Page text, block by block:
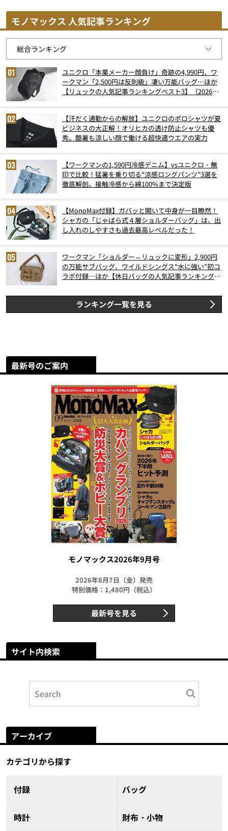
モノマックス 人気記事ランキング
ユニクロ「本業メーカー顔負け」奇跡の4,990円、ワ
ークマン「2,500円は反則級」凄い万能バッグ…ほか
【リュックの人気記事ランキングベスト3】（2026年
【汗だく通勤からの解放】ユニクロのポロシャツが夏
ビジネスの大正解！オリヒカの透け防止シャツも優
秀。酷暑も涼しい顔で働ける超快適ウエアの実力
【ワークマンの1,590円冷感デニム】vsユニクロ・無
印で比較！猛暑を乗り切る“涼感ロングパンツ”3選を
徹底解剖。接触冷感から綿100%まで決定版
【MonoMax付録】ガバッと開いて中身が一目瞭然！
シャカの「じゃばら式４層ショルダーバッグ」は、出
し入れのしやすさも過去最高レベルだった！
ワークマン「ショルダー⇔リュックに変形」2,900円
の万能サブバッグ、ワイルドシングス“水に強い”初コ
ラボ付録…ほか【休日バッグの人気記事ランキングベ
ランキング一覧を見る
最新号のご案内
モノマックス2026年9月号
2026年8月7日（金）発売
特別価格：1,480円（税込）
最新号を見る
サイト内検索
アーカイブ
カテゴリから探す
付録 バッグ
時計 財布・小物